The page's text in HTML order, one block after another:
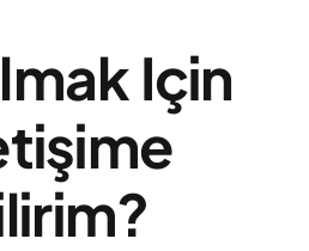
Için